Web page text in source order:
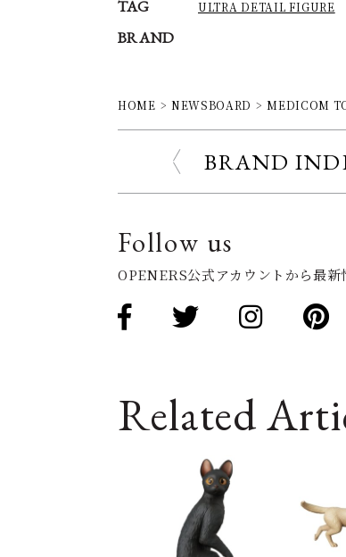
TAG ULTRA DETAIL FIGURE
BRAND
HOME NEWSBOARD MEDICOM
BRAND
Follow us
OPENERS公式アカウントから最新
Related